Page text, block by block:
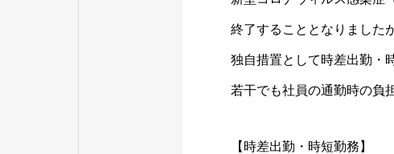
終了することとなりました
独自措置として時差出勤・
若干でも社員の通勤時の負
【時差出勤・時短勤務】